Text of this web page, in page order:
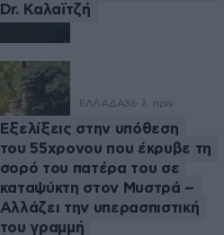
Dr. Καλαϊτζή
ΕΛΛΑΔΑ36 λ. πριν
Εξελίξεις στην υπόθεση
του 55χρονου που έκρυβε τη
σορό του πατέρα του σε
καταψύκτη στον Μυστρά –
Αλλάζει την υπερασπιστική
του γραμμή